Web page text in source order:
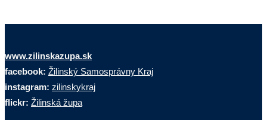
www.zilinskazupa.sk
facebook: Žilinský Samosprávny Kraj
instagram: zilinskykraj
flickr: Žilinská župa